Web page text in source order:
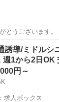
す。 ------------------------------
★期間限定★【単身
駅 キッチン家電
誘導/ミドルシ
週1から2日
円～
求人ボックス